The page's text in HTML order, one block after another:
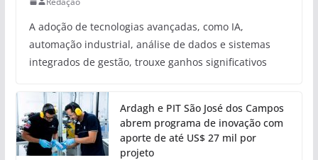
A adoção de tecnologias avançadas, como IA,
automação industrial, análise de dados e sistemas
integrados de gestão, trouxe ganhos significativos
Ardagh e PIT São José dos Campos
abrem programa de inovação com
aporte de até US$ 27 mil por
projeto